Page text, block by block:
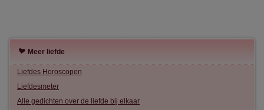
Meer liefde
Liefdes Horoscopen
Liefdesmeter
Alle gedichten over de liefde bij elkaar